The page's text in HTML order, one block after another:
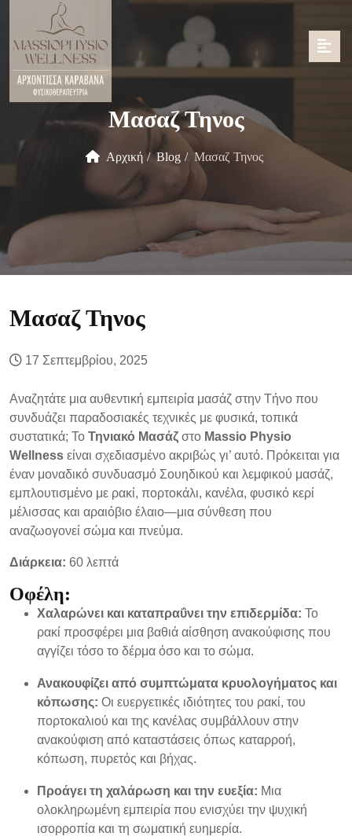
Μασαζ Τηνος
Αρχική Blog Μασαζ Τηνος
Μασαζ Τηνος
17 Σεπτεμβρίου, 2025
Αναζητάτε μια αυθεντική εμπειρία μασάζ στην Τήνο που
συνδυάζει παραδοσιακές τεχνικές με φυσικά, τοπικά
συστατικά; Το Τηνιακό Μασάζ στο Massio Physio
Wellness είναι σχεδιασμένο ακριβώς γι’ αυτό. Πρόκειται για
έναν μοναδικό συνδυασμό Σουηδικού και λεμφικού μασάζ,
εμπλουτισμένο με ρακί, πορτοκάλι, κανέλα, φυσικό κερί
μέλισσας και αραιόβιο έλαιο—μια σύνθεση που
αναζωογονεί σώμα και πνεύμα.
Διάρκεια: 60 λεπτά
Οφέλη:
Χαλαρώνει και καταπραΰνει την επιδερμίδα: Το
ρακί προσφέρει μια βαθιά αίσθηση ανακούφισης που
αγγίζει τόσο το δέρμα όσο και το σώμα.
Ανακουφίζει από συμπτώματα κρυολογήματος και
κόπωσης: Οι ευεργετικές ιδιότητες του ρακί, του
πορτοκαλιού και της κανέλας συμβάλλουν στην
ανακούφιση από καταστάσεις όπως καταρροή,
κόπωση, πυρετός και βήχας.
Προάγει τη χαλάρωση και την ευεξία: Μια
ολοκληρωμένη εμπειρία που ενισχύει την ψυχική
ισορροπία και τη σωματική ευημερία.